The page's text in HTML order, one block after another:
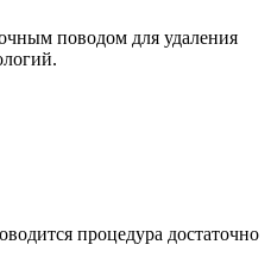
поводом для удаления
процедура достаточно